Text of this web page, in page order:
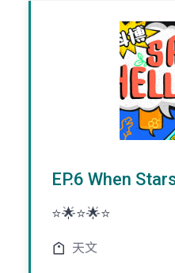
EP.6 When
⭐️🌟⭐️🌟⭐️
天文